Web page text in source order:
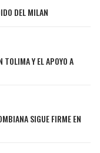
DEL MILAN
TOLIMA Y EL APOYO A
SIGUE FIRME EN